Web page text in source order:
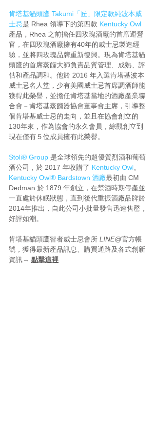
肯塔基貓頭鷹 Takumi「匠」限定款純波本威
士忌是 Rhea 領導下的第四款 Kentucky Owl
產品，Rhea 之前擔任四玫瑰酒廠的首席運營
官，在四玫瑰酒廠擁有40年的威士忌製造經
驗，並將四玫瑰品牌重新復興。現為肯塔基貓
頭鷹的首席蒸餾大師負責品質管理、成熟、評
估和產品調和。他於 2016 年入選肯塔基波本
威士忌名人堂，少有美國威士忌首席調酒師能
獲得此榮譽，並擔任肯塔基當地的酒廠產業聯
合會－肯塔基蒸餾器協會董事會主席，引導整
個肯塔基威士忌的走向，並且在協會創立的
130年來，作為協會的永久會員，綜觀創立到
現在僅有５位成員擁有此榮譽。
Stoli® Group 是全球領先的超優質烈酒和葡萄
酒公司，於 2017 年收購了 Kentucky Owl。
Kentucky Owl® Bardstown 酒廠最初由 CM
Dedman 於 1879 年創立，在禁酒時期停產並
一直處於休眠狀態，直到後代重振酒廠品牌於
2014年推出，自此公司小批量發售迅速售罄，
好評如潮。
肯塔基貓頭鷹智者威士忌會所 LINE@官方帳
號，獲得最新產品訊息、購買通路及各式創新
資訊→ 點擊這裡